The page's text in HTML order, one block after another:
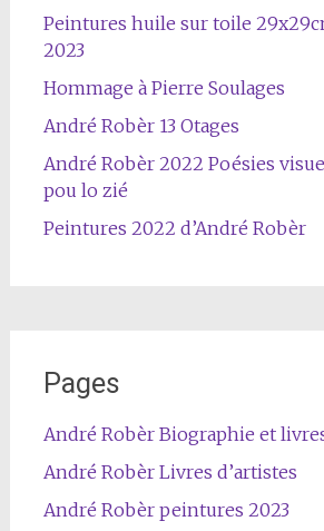
Peintures huile sur toile
2023
Hommage à Pierre Soulages
André Robèr 13 Otages
André Robèr 2022 Poésies
pou lo zié
Peintures 2022 d’André Robèr
Pages
André Robèr Biographie et
André Robèr Livres d’artistes
André Robèr peintures 2023